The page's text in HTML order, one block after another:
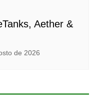
Aether &
de 2026